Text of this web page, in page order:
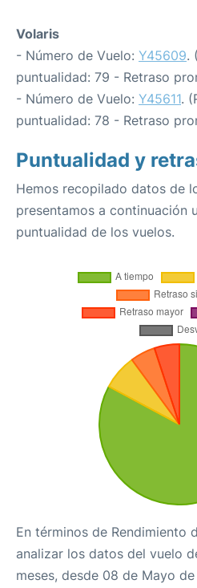
Volaris
- Número de Vuelo: Y45609.
puntualidad: 79 - Retraso
- Número de Vuelo: Y45611.
puntualidad: 78 - Retraso
Puntualidad y
Hemos recopilado datos de
presentamos a continuación
puntualidad de los vuelos.
En términos de Rendimiento
analizar los datos del vuelo
meses, desde 08 de Mayo